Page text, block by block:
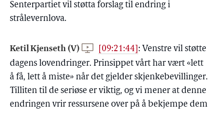
Senterpartiet vil støtta forslag til endring i
strålevernlova.
Ketil Kjenseth (V) [09:21:44] : Venstre vil støtte
dagens lovendringer. Prinsippet vårt har vært «lett
å få, lett å miste» når det gjelder skjenkebevillinger.
Tilliten til de seriøse er viktig, og vi mener at denne
endringen vrir ressursene over på å bekjempe dem